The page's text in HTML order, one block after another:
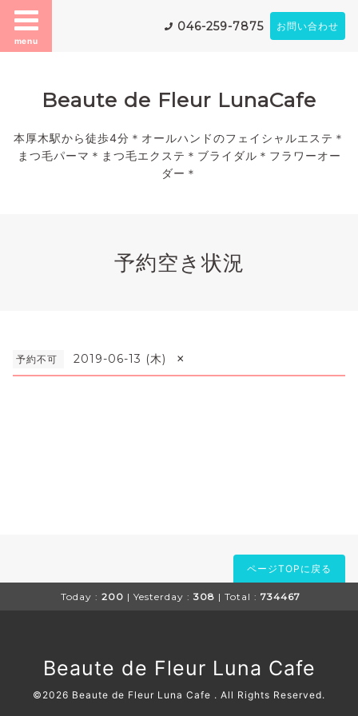
menu
046-259-7875 お問い合わせ
Beaute de Fleur LunaCafe
本厚木駅から徒歩4分＊オールハンドのフェイシャルエステ＊
まつ毛パーマ＊まつ毛エクステ＊ブライダル＊フラワーオー
ダー＊
予約空き状況
予約不可 2019-06-13 (木) ×
ページTOPに戻る
Today : 200 | Yesterday : 308 | Total : 734467
Beaute de Fleur Luna Cafe
©2026 Beaute de Fleur Luna Cafe . All Rights Reserved.